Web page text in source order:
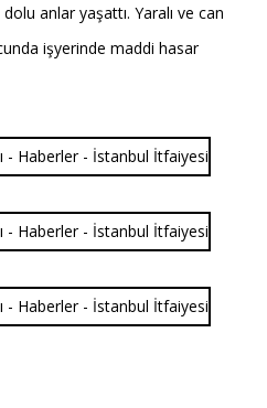
anlar yaşattı. Yaralı ve can
işyerinde maddi hasar